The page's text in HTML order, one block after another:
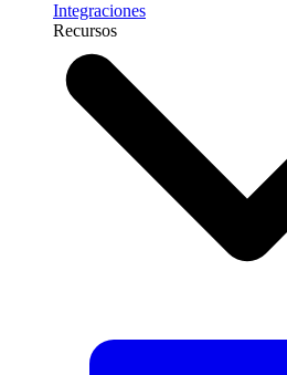
Integraciones
Recursos